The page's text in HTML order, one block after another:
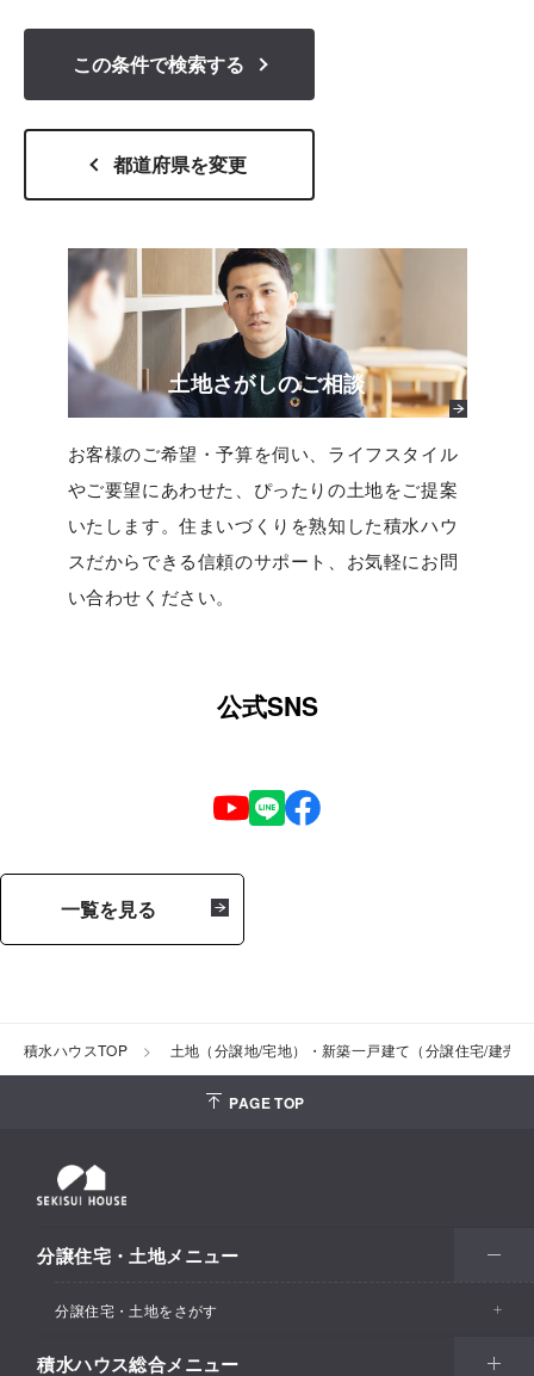
この条件で検索する
都道府県を変更
土地さがしのご相談
お客様のご希望・予算を伺い、ライフスタイル
やご要望にあわせた、ぴったりの土地をご提案
いたします。住まいづくりを熟知した積水ハウ
スだからできる信頼のサポート、お気軽にお問
い合わせください。
公式SNS
一覧を見る
積水ハウスTOP 土地（分譲地/宅地）・新築一戸建て（分譲住宅/建売
PAGE TOP
分譲住宅・土地メニュー
分譲住宅・土地をさがす
エリアからさがす
積水ハウス総合メニュー